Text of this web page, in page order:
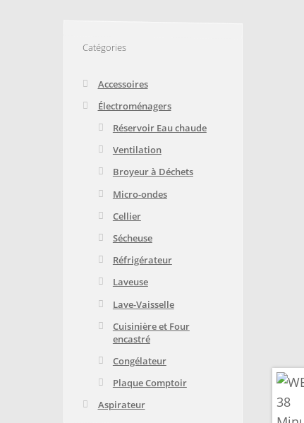
Catégories
Accessoires
Électroménagers
Réservoir Eau chaude
Ventilation
Broyeur à Déchets
Micro-ondes
Cellier
Sécheuse
Réfrigérateur
Laveuse
Lave-Vaisselle
Cuisinière et Four
encastré
Congélateur
Plaque Comptoir
Aspirateur